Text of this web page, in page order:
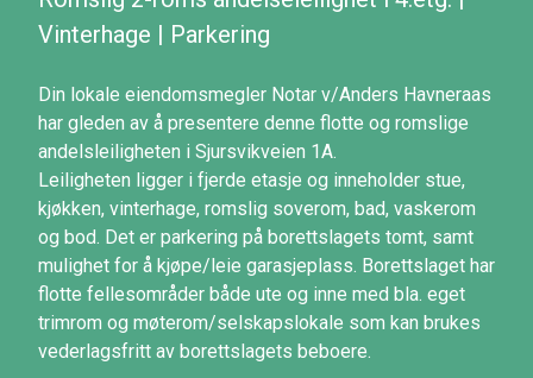
Vinterhage | Parkering
Din lokale eiendomsmegler Notar v/Anders Havneraas
har gleden av å presentere denne flotte og romslige
andelsleiligheten i Sjursvikveien 1A.
Leiligheten ligger i fjerde etasje og inneholder stue,
kjøkken, vinterhage, romslig soverom, bad, vaskerom
og bod. Det er parkering på borettslagets tomt, samt
mulighet for å kjøpe/leie garasjeplass. Borettslaget har
flotte fellesområder både ute og inne med bla. eget
trimrom og møterom/selskapslokale som kan brukes
vederlagsfritt av borettslagets beboere.